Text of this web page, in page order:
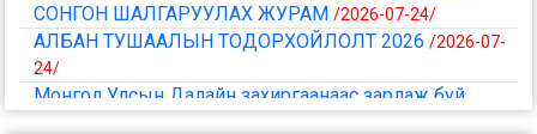
СОНГОН ШАЛГАРУУЛАХ ЖУРАМ/2026-07-24/
АЛБАН ТУШААЛЫН ТОДОРХОЙЛОЛТ 2026/2026-07-
24/
Монгол Улсын Далайн захиргаанаас зарлаж буй